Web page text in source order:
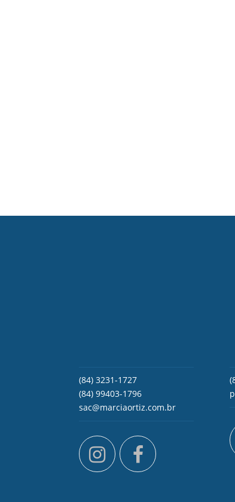
(84) 3231-1727
(84) 99403-1796
sac@marciaortiz.com.br
instagram
facebook